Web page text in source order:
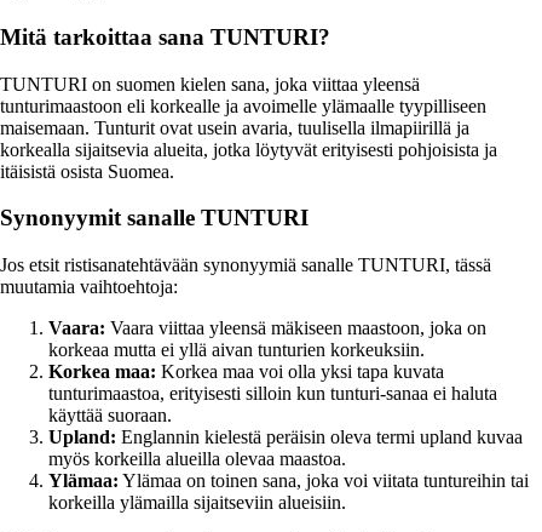
Mitä tarkoittaa sana TUNTURI?
TUNTURI on suomen kielen sana, joka viittaa yleensä
tunturimaastoon eli korkealle ja avoimelle ylämaalle tyypilliseen
maisemaan. Tunturit ovat usein avaria, tuulisella ilmapiirillä ja
korkealla sijaitsevia alueita, jotka löytyvät erityisesti pohjoisista ja
itäisistä osista Suomea.
Synonyymit sanalle TUNTURI
Jos etsit ristisanatehtävään synonyymiä sanalle TUNTURI, tässä
muutamia vaihtoehtoja:
Vaara: Vaara viittaa yleensä mäkiseen maastoon, joka on
korkeaa mutta ei yllä aivan tunturien korkeuksiin.
Korkea maa: Korkea maa voi olla yksi tapa kuvata
tunturimaastoa, erityisesti silloin kun tunturi-sanaa ei haluta
käyttää suoraan.
Upland: Englannin kielestä peräisin oleva termi upland kuvaa
myös korkeilla alueilla olevaa maastoa.
Ylämaa: Ylämaa on toinen sana, joka voi viitata tuntureihin tai
korkeilla ylämailla sijaitseviin alueisiin.